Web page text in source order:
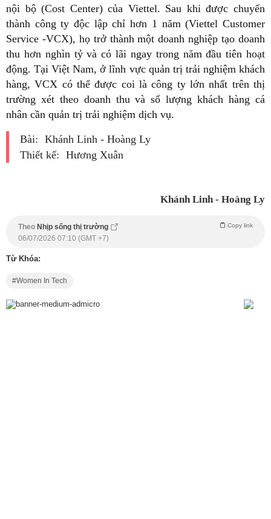
nội bộ (Cost Center) của Viettel. Sau khi được chuyển
thành công ty độc lập chỉ hơn 1 năm (Viettel Customer
Service -VCX), họ trở thành một doanh nghiệp tạo doanh
thu hơn nghìn tỷ và có lãi ngay trong năm đầu tiên hoạt
động. Tại Việt Nam, ở lĩnh vực quản trị trải nghiệm khách
hàng, VCX có thể được coi là công ty lớn nhất trên thị
trường xét theo doanh thu và số lượng khách hàng cá
nhân cần quản trị trải nghiệm dịch vụ.
Bài: Khánh Linh - Hoàng Ly
Thiết kế: Hương Xuân
Khánh Linh - Hoàng Ly
Theo Nhịp sống thị trường Copy link
06/07/2026 07:10 (GMT +7)
Từ Khóa:
Women In Tech